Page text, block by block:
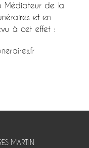
Médiateur de la
et en
à cet effet :
MARTIN